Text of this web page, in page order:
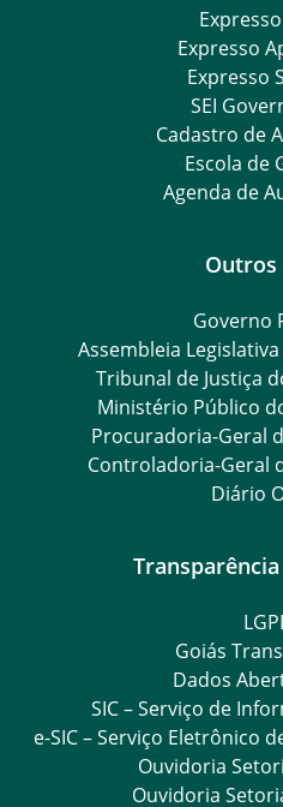
Expresso
Expresso
SEI
Cadastro de
Escola de
Agenda de
Outros
Governo
Assembleia
Tribunal de Justiça
Ministério Público
Procuradoria-Geral
Controladoria-Geral
Diário
Goiás
Dados
SIC – Serviço de
e-SIC – Serviço Eletrônico
Ouvidoria
Ouvidoria